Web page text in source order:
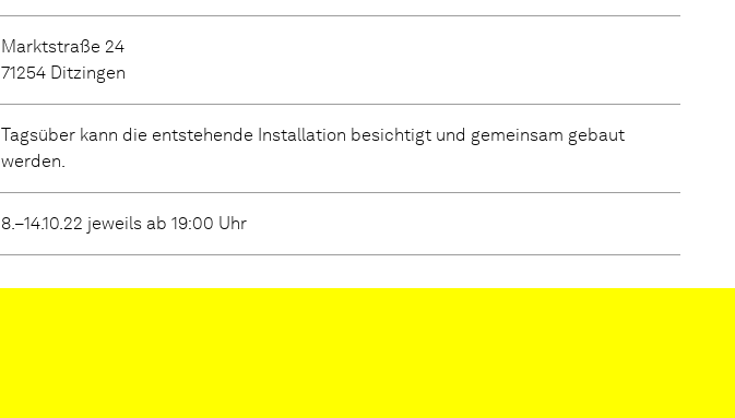
Marktstraße 24
71254 Ditzingen
Tagsüber kann die entstehende Installation besichtigt und gemeinsam gebaut
werden.
8.–14.10.22 jeweils ab 19:00 Uhr